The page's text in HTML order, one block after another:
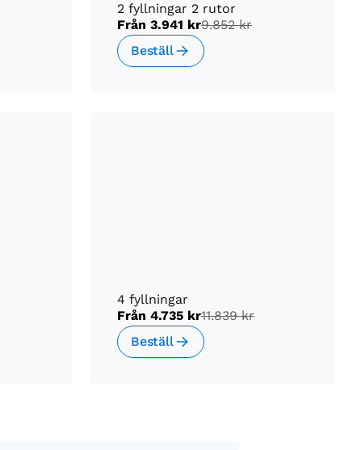
2 fyllningar 2 rutor
Från 3.941 kr9.852 kr
Beställ
4 fyllningar
Från 4.735 kr11.839 kr
Beställ